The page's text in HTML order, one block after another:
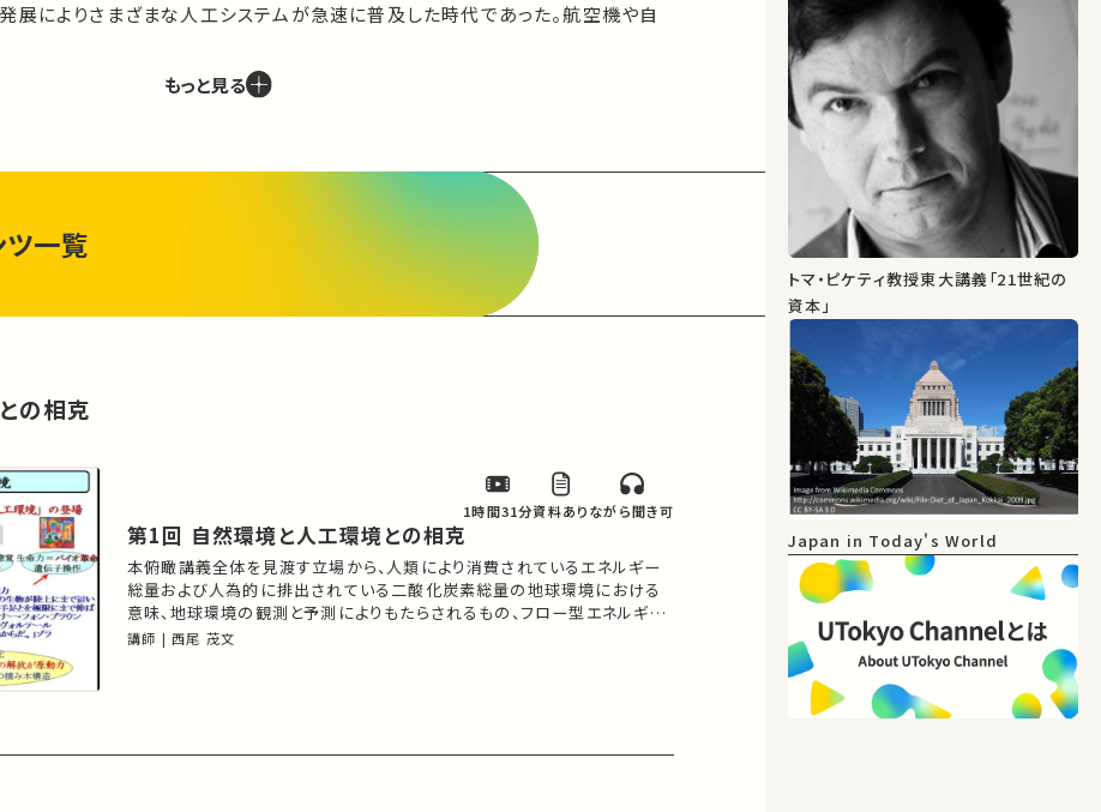
展によりさまざまな人工システムが急速に普及した時代であった。航空機や自
る生産活動を必要としない原子力という新しい燃料を得て、未曾有のエネルギー
人間の記憶・演算能力をはるかに超えた道具を生み出し、情報システムはわれ
ようにストック型資源の枯渇、廃棄物の大量排出、地球規模の気候変動など予
逆的影響を与え、それ自身の持続可能性に関する課題を投げかけることになっ
あるこうした課題は、単なる理工学的課題ではなく、「エネルギー安全保障」や
すように一国や一地域の問題にとどまらない地球規模の政治経済論的あるいは
環境に関して人類が遭遇している課題について、学術がいかなる視点からいか
もっと見る
ツ一覧
の相克
1時間31分資料ありながら聞き可
第1回 自然環境と人工環境との相克
本俯瞰講義全体を見渡す立場から、人類により消費されているエネルギー
総量および人為的に排出されている二酸化炭素総量の地球環境における
意味、地球環境の観測と予測によりもたらされるもの、フロー型エネルギー
利用の展望、エネルギー保存則とエネルギー消費とエネルギー利用効率と
講師 | 西尾 茂文
トマ・ピケティ教授東大講義「21世紀の
資本」
Japan in Today's World